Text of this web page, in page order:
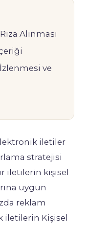
Alınması
ve
iletiler
stratejisi
iletilerin kişisel
uygun
reklam
iletilerin Kişisel